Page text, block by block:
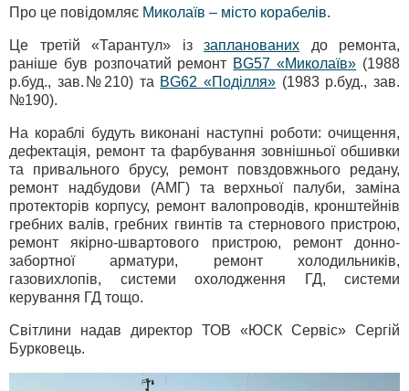
Про це повідомляє Миколаїв – місто корабелів.
Це третій «Тарантул» із запланованих до ремонта,
раніше був розпочатий ремонт BG57 «Миколаїв» (1988
р.буд., зав.№210) та BG62 «Поділля» (1983 р.буд., зав.
№190).
На кораблі будуть виконані наступні роботи: очищення,
дефектація, ремонт та фарбування зовнішньої обшивки
та привального брусу, ремонт повздовжнього редану,
ремонт надбудови (АМГ) та верхньої палуби, заміна
протекторів корпусу, ремонт валопроводів, кронштейнів
гребних валів, гребних гвинтів та стернового пристрою,
ремонт якірно-швартового пристрою, ремонт донно-
забортної арматури, ремонт холодильників,
газовихлопів, системи охолодження ГД, системи
керування ГД тощо.
Світлини надав директор ТОВ «ЮСК Сервіс» Сергій
Бурковець.